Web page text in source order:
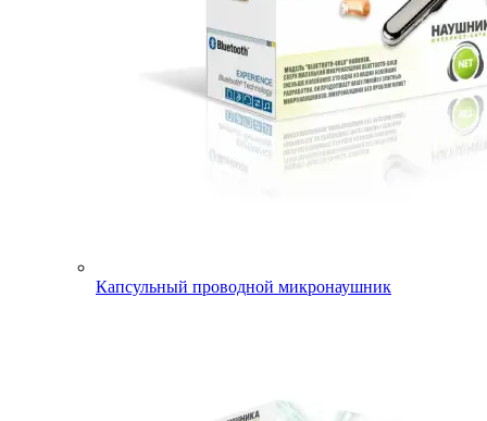
Капсульный проводной микронаушник